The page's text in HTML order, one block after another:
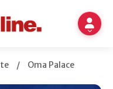
/ Oma Palace